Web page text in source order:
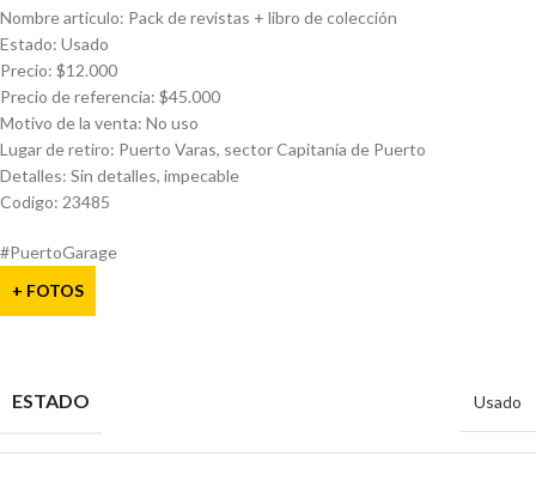
Nombre articulo: Pack de revistas + libro de colección
Estado: Usado
Precio: $12.000
Precio de referencia: $45.000
Motivo de la venta: No uso
Lugar de retiro: Puerto Varas, sector Capitanía de Puerto
Detalles: Sin detalles, impecable
Codigo: 23485
#PuertoGarage
+ FOTOS
ESTADO Usado